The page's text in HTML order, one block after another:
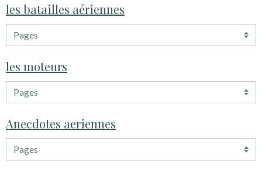
les batailles aériennes
les moteurs
Anecdotes aeriennes